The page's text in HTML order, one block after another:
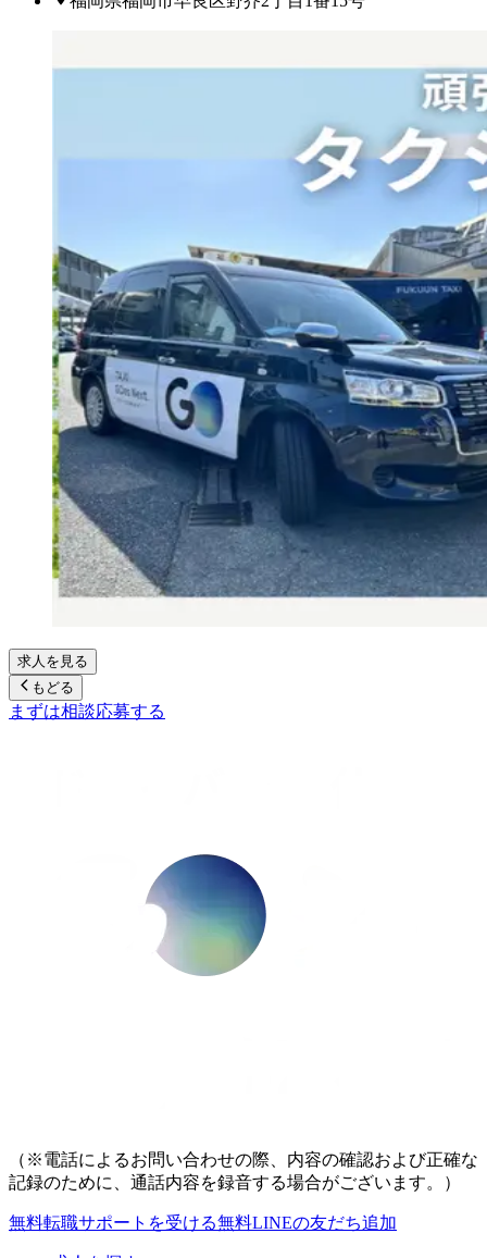
求人を見る
もどる
まずは相談応募する
（※電話によるお問い合わせの際、内容の確認および正確な
記録のために、通話内容を録音する場合がございます。）
無料転職サポートを受ける無料LINEの友だち追加